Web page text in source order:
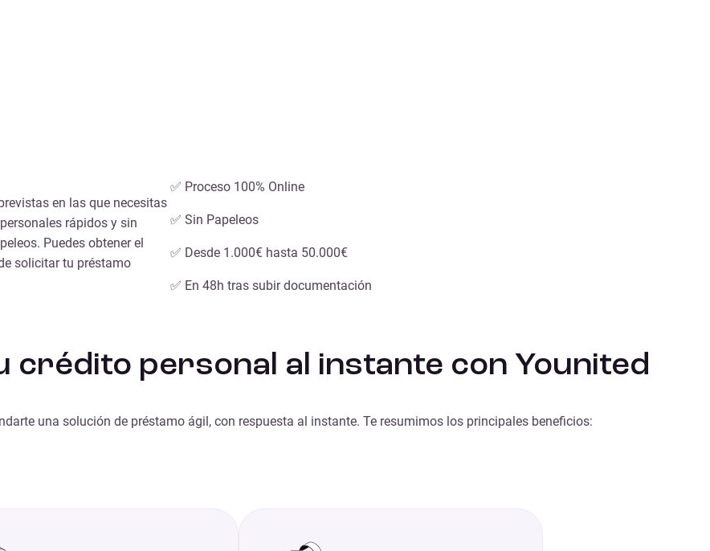
en las que necesitas
rápidos y sin
Puedes obtener el
solicitar tu préstamo
✅ Proceso 100% Online
✅ Sin Papeleos
✅ Desde 1.000€ hasta 50.000€
✅ En 48h tras subir documentación
crédito personal al instante con Younited
una solución de préstamo ágil, con respuesta al instante. Te resumimos los principales beneficios: